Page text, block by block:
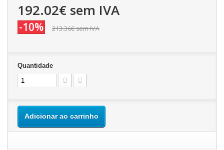
192.02€ sem IVA
-10% 213.36€sem IVA
Quantidade
Adicionar ao carrinho